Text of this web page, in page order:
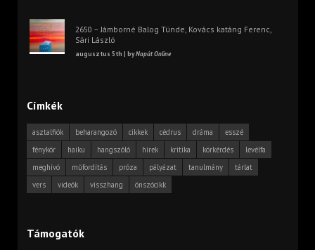
2650 – Jámborné Balog Tünde, Kovács katáng Ferenc,
Sári László
augusztus 5th | byNapút Online
Címkék
asztalfiók beharangozó cikkek cédrus dráma
esszé
fénykör
haiku hangszóló hírek kritika körkérdés
levélfa
meghívó
műfordítás próza pályázat tanulmány
tárlat
vers
videók visszhang önszócikk
Támogatók